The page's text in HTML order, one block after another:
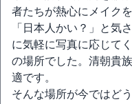
者たちが熱心にメイク
「日本人かい？」と気
に気軽に写真に応じて
の場所でした。清朝貴
適です。
そんな場所が今ではど